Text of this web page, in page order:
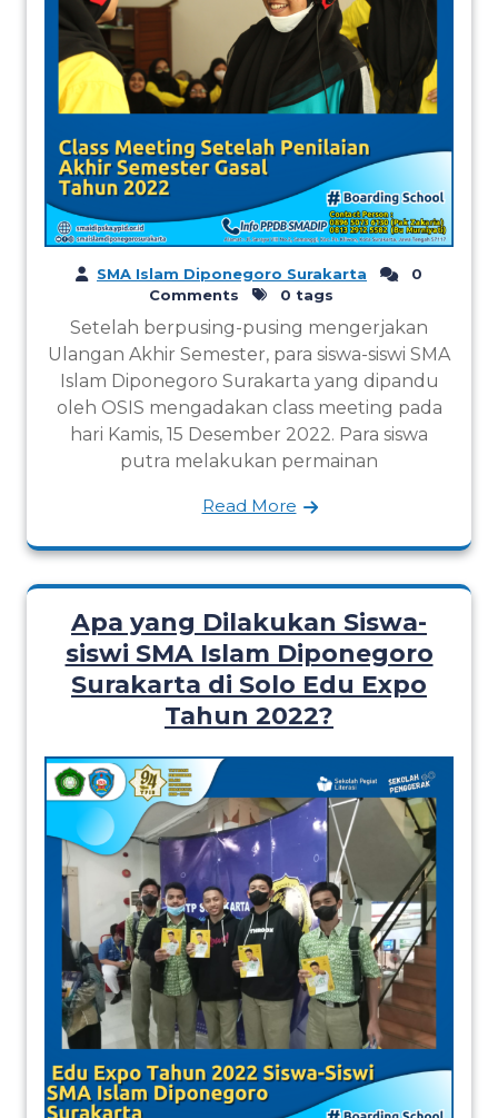
SMA Islam Diponegoro Surakarta
0
Comments
0 tags
Setelah berpusing-pusing mengerjakan
Ulangan Akhir Semester, para siswa-siswi SMA
Islam Diponegoro Surakarta yang dipandu
oleh OSIS mengadakan class meeting pada
hari Kamis, 15 Desember 2022. Para siswa
putra melakukan permainan
Read More
Apa yang Dilakukan Siswa-
siswi SMA Islam Diponegoro
Surakarta di Solo Edu Expo
Tahun 2022?